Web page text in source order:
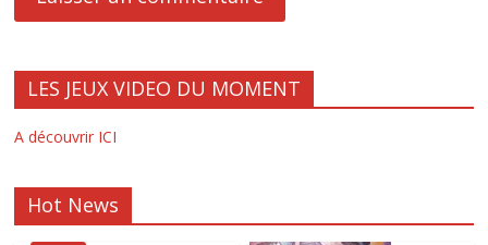
LES JEUX VIDEO DU MOMENT
A découvrir ICI
Hot News